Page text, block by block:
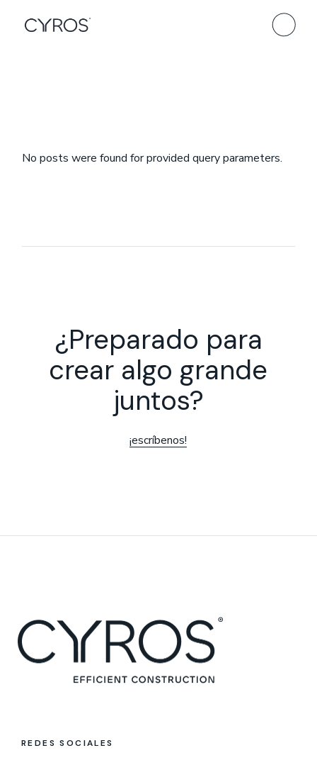
No posts were found for provided query parameters.
¿Preparado para
crear algo grande
juntos?
¡escríbenos!
REDES SOCIALES